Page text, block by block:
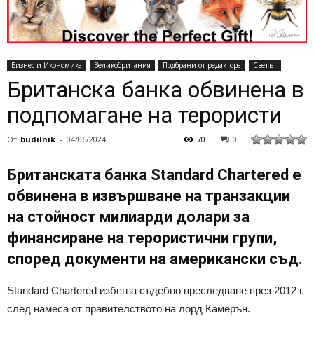
Бизнес и Икономика Великобритания Подбрани от редактора Светът
Британска банка обвинена в
подпомагане на терористи
От budilnik - 04/06/2024 0
70
Британската банка Standard Chartered е
обвинена в извършване на транзакции
на стойност милиарди долари за
финансиране на терористични групи,
според документи на американски съд.
Standard Chartered избегна съдебно преследване през 2012 г.
след намеса от правителството на лорд Камерън.